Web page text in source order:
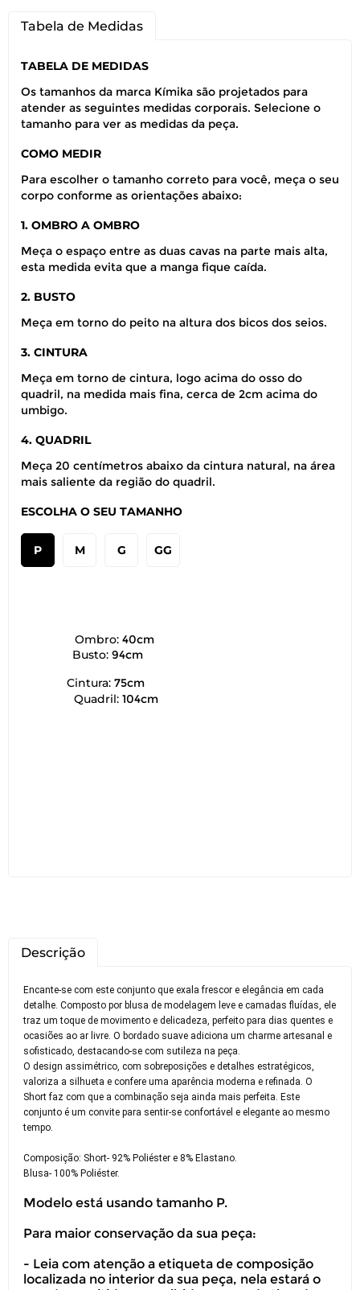
Tabela de Medidas
TABELA DE MEDIDAS
Os tamanhos da marca Kímika são projetados para
atender as seguintes medidas corporais. Selecione o
tamanho para ver as medidas da peça.
COMO MEDIR
Para escolher o tamanho correto para você, meça o seu
corpo conforme as orientações abaixo:
1. OMBRO A OMBRO
Meça o espaço entre as duas cavas na parte mais alta,
esta medida evita que a manga fique caída.
2. BUSTO
Meça em torno do peito na altura dos bicos dos seios.
3. CINTURA
Meça em torno de cintura, logo acima do osso do
quadril, na medida mais fina, cerca de 2cm acima do
umbigo.
4. QUADRIL
Meça 20 centímetros abaixo da cintura natural, na área
mais saliente da região do quadril.
ESCOLHA O SEU TAMANHO
P M G GG
Ombro: 40cm
Busto: 94cm
Cintura: 75cm
Quadril: 104cm
Descrição
Encante-se com este conjunto que exala frescor e elegância em cada
detalhe. Composto por blusa de modelagem leve e camadas fluídas, ele
traz um toque de movimento e delicadeza, perfeito para dias quentes e
ocasiões ao ar livre. O bordado suave adiciona um charme artesanal e
sofisticado, destacando-se com sutileza na peça.
O design assimétrico, com sobreposições e detalhes estratégicos,
valoriza a silhueta e confere uma aparência moderna e refinada. O
Short faz com que a combinação seja ainda mais perfeita. Este
conjunto é um convite para sentir-se confortável e elegante ao mesmo
tempo.
Composição: Short- 92% Poliéster e 8% Elastano.
Blusa- 100% Poliéster.
Modelo está usando tamanho P.
Para maior conservação da sua peça:
- Leia com atenção a etiqueta de composição
localizada no interior da sua peça, nela estará o